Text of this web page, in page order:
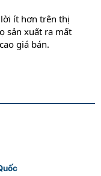
ít hơn trên thị
sản xuất ra mất
giá bán.